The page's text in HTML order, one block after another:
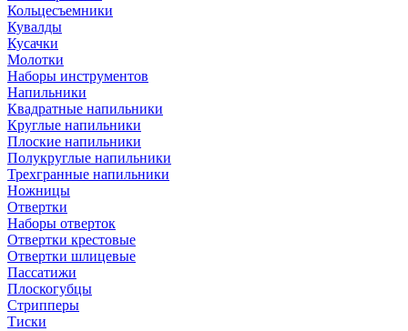
Кольцесъемники
Кувалды
Кусачки
Молотки
Наборы инструментов
Напильники
Квадратные напильники
Круглые напильники
Плоские напильники
Полукруглые напильники
Трехгранные напильники
Ножницы
Отвертки
Наборы отверток
Отвертки крестовые
Отвертки шлицевые
Пассатижи
Плоскогубцы
Стрипперы
Тиски